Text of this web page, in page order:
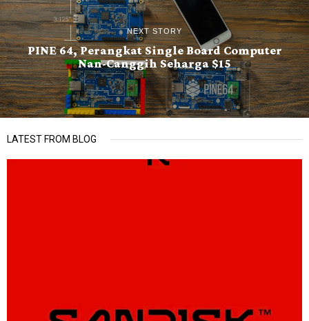
NEXT STORY
PINE 64, Perangkat Single Board Computer
Nan-Canggih Seharga $15
LATEST FROM BLOG